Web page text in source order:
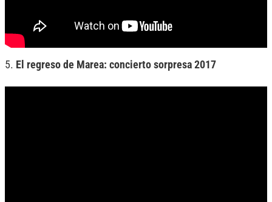
5. El regreso de Marea: concierto sorpresa 2017